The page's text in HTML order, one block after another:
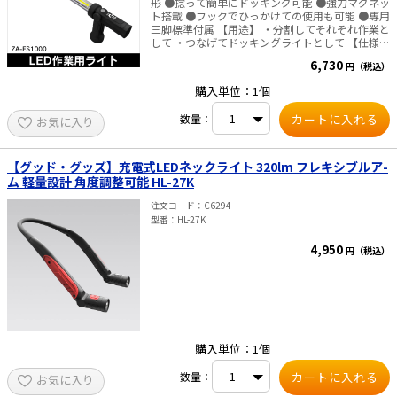
ード時）／240ルーメン（Midモード時）／50ル
ーメン（Ecoモード時） ・光度（約） RX-386R：
8027カンデラ（Maxモード時）／3585カンデラ
（Highモード時）／1553カンデラ（Midモード
時）／431カンデラ（Ecoモード時） RX-286R：
8280カンデラ（Maxモード時）／5855カンデラ
（Highモード時）／3603カンデラ（Midモード
時）／908カンデラ（Ecoモード時） RX-285R：
6768カンデラ（Maxモード時）／4500カンデラ
（Highモード時）／2886カンデラ（Midモード
時）／646カンデラ（Ecoモード時） ・使用電池
RX-386R：専用リチウムイオン充電池 3.7V
2,800mAh RX-286R：専用リチウムイオン充電池
3.7V 2,000mAh RX-285R：専用リチウムイオン充
電池 3.7V 1,400mAh ・充電時間（約） RX-
386R：4時間 RX-286R：3.5時間 RX-285R：2.5時
間 ・電池寿命：充放電 約300回 ・点灯時間（約）
（Highモード）／24時間（Midモード）／80時間
（Ecoモード） RX-286R：3時間（Maxモード）／
286R：182m（最大時） RX-285R：164m（最大
時） ・保護等級 RX-386R：耐塵・耐水仕様
（IP66準拠） RX-286R：耐塵・耐水仕様（IP64準
拠） RX-285R：耐塵・耐水仕様（IP64準拠） ・
ト搭載 ●フックでひっかけての使用も可能 ●専用
三脚標準付属 【用途】 ・分割してそれぞれ作業と
して ・つなげてドッキングライトとして 【仕様】
→Low（約250lm）→OFF 2灯使用時：High（約
High：約2時間 Low：約4時間 ・色温度：6,500K
・内蔵電池：リチウムイオン電池（3.7V） ・内蔵
電池容量：2,000mAh ・充電方式：USB Type-C
・充電時間：約4.5時間（1灯充電時）、約7時間
（2灯連結時） ・定格入力：5V／1A ・保護等級：
IP20相当 ・サイズ 1灯使用時：63×520mm 2灯
使用時：63×1020mm ・使用環境温度：5～35℃
※明るさは満充電時のルーメン数で表記していま
す。バッテリー残量に応じてルーメン数も低下し
ます。 ※充電中に点灯はできません。
6,730 円（税込）
お気に入り
購入単位：1個
数量：
【グッド・グッズ】充電式LEDネックライト 320lm フレキシブルア-
ム 軽量設計 角度調整可能 HL-27K
注文コード
C6294
型番
HL-27K
4,950 円（税込）
お気に入り
購入単位：1個
数量：